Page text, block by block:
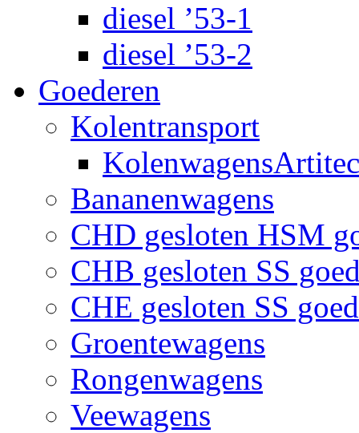
diesel ’53-1
diesel ’53-2
Goederen
Kolentransport
KolenwagensArtitec
Bananenwagens
CHD gesloten HSM
CHB gesloten SS
CHE gesloten SS
Groentewagens
Rongenwagens
Veewagens